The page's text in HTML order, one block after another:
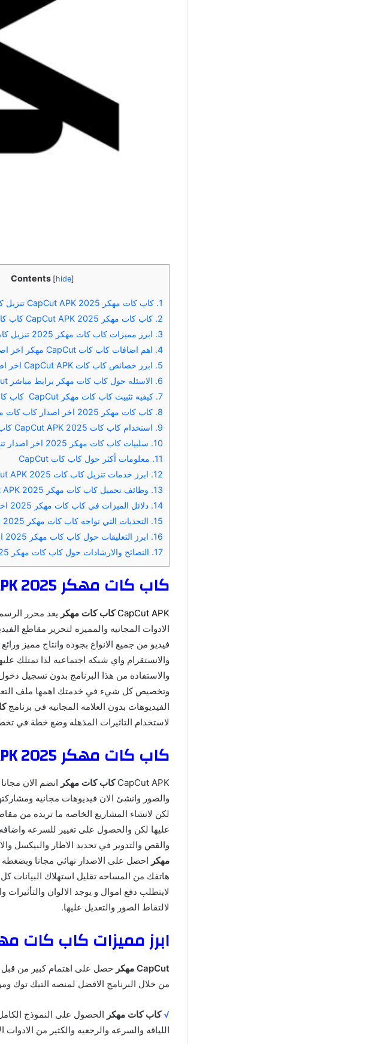
Contents [hide]
1. كاب كات مهكر 2025 CapCut APK تنزيل كاب كات
2. كاب كات مهكر 2025 CapCut APK كاب كات مهكر
3. ابرز مميزات كاب كات مهكر 2025 تنزيل كاب كات
4. اهم اضافات كاب كات CapCut مهكر اخر اصدار كاب كات مهكر
5. ابرز خصائص كاب كات CapCut APK اخر اصدار كاب كات مهكر
6. الاسئله حول كاب كات مهكر برابط مباشر CapCut مهكر
7. كيفيه تثبيت كاب كات مهكر CapCut كاب كات مهكر
8. كاب كات مهكر 2025 اخر اصدار كاب كات مهكر
9. استخدام كاب كات 2025 CapCut APK كاب كات
10. سلبيات كاب كات مهكر 2025 اخر اصدار تنزيل كاب كات
11. معلومات أكثر حول كاب كات CapCut
12. ابرز خدمات تنزيل كاب كات 2025 CapCut APK كاب كات مهكر
13. وظائف تحميل كاب كات مهكر 2025 CapCut APK
14. دلائل الميزات في كاب كات مهكر 2025 اخر اصدار
15. التحديات التي تواجه كاب كات مهكر 2025 للاندرويد والايفون
16. ابرز التعليقات حول كاب كات مهكر 2025 اخر اصدار
17. النصائح والارشادات حول كاب كات مهكر 2025 اخر اصدار
كاب كات مهكر 2025 CapCut APK تنزيل كاب كات
CapCut APK كاب كات مهكر يعد محرر
الادوات المجانيه والمميزه لتحرير مقاطع
فيديو من جميع الانواع بجوده وانتاج مميز
والانستقرام واي شبكه اجتماعيه لذا تمتلك
والاستفاده من هذا البرنامج بدون تسجيل
وتخصيص كل شيء في خدمتك اهمها ملف
الفيديوهات بدون العلامه المجانيه في برنامج
لاستخدام التاثيرات المذهله وضع خطة في
كاب كات مهكر 2025 CapCut APK كاب كات مهكر
CapCut APK كاب كات مهكر انضم الان
والصور وانشئ الان فيديوهات مجانيه
لكن لانشاء المشاريع الخاصه ما تريده من
عليها لكن والحصول على تغيير للسرعه
والقص والتدوير في تحديد الاطار والبيكسل
مهكر احصل على الاصدار نهائي مجانا
هاتفك من المساحه تقليل استهلاك البيانات
لايتطلب دفع اموال و يوجد الالوان
لالتقاط الصور والتعديل عليها.
ابرز مميزات كاب كات مهكر 2025 تنزيل
CapCut مهكر
حصل على اهتمام كبير من قبل
من خلال البرنامج الافضل لمنصه التيك توك
√ كاب كات مهكر الحصول على النموذج
اللياقه والسرعه والرجعيه والكثير من